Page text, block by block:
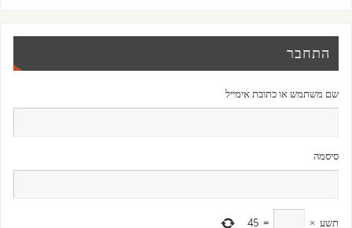
התחבר
שם משתמש או כתובת אימייל
סיסמה
תשע ×
=
45